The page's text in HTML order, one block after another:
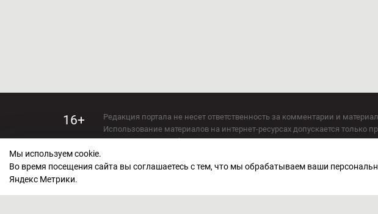
16+
Редакция портала не несет ответственность за комментарии и
Использование материалов на интернет-ресурсах допускается только
Использование любых материалов настоящего СМИ допускается только
СМИ зарегистрировано Федеральной службой по надзору в сфере
Мы используем cookie.
Во время посещения сайта вы соглашаетесь с тем, что мы обрабатываем ваши
Яндекс Метрики.